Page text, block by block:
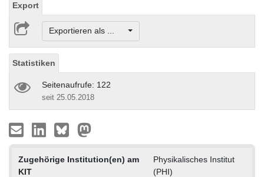
Export
Exportieren als ...
Statistiken
Seitenaufrufe: 122
seit 25.05.2018
Zugehörige Institution(en) am
KIT
Physikalisches Institut
(PHI)